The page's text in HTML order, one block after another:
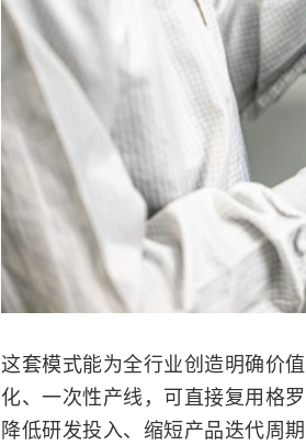
这套模式能为全行业创造明确价
化、一次性产线，可直接复用格
降低研发投入、缩短产品迭代周